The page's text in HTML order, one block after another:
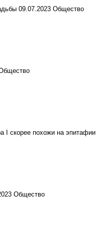
09.07.2023 Общество
I скорее похожи на эпитафии
Общество